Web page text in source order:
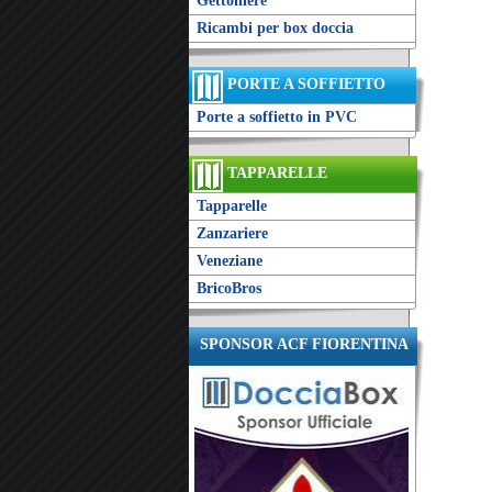
Ricambi per box doccia
PORTE A SOFFIETTO
Porte a soffietto in PVC
TAPPARELLE
Tapparelle
Zanzariere
Veneziane
BricoBros
SPONSOR ACF FIORENTINA